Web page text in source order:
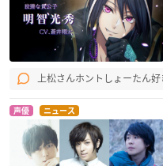
上松さんホントしょーたん好
声優 ニュース